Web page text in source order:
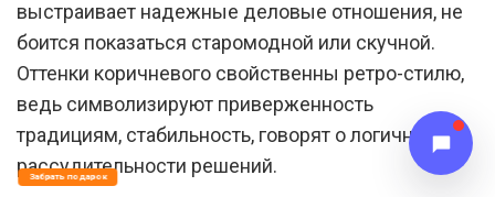
выстраивает надежные деловые отношения, не
боится показаться старомодной или скучной.
Оттенки коричневого свойственны ретро-стилю,
ведь символизируют приверженность
традициям, стабильность, говорят о логичности и
рассудительности решений.
Забрать подарок